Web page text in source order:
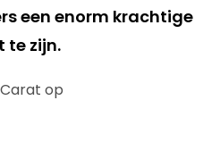
een enorm krachtige
te zijn.
op